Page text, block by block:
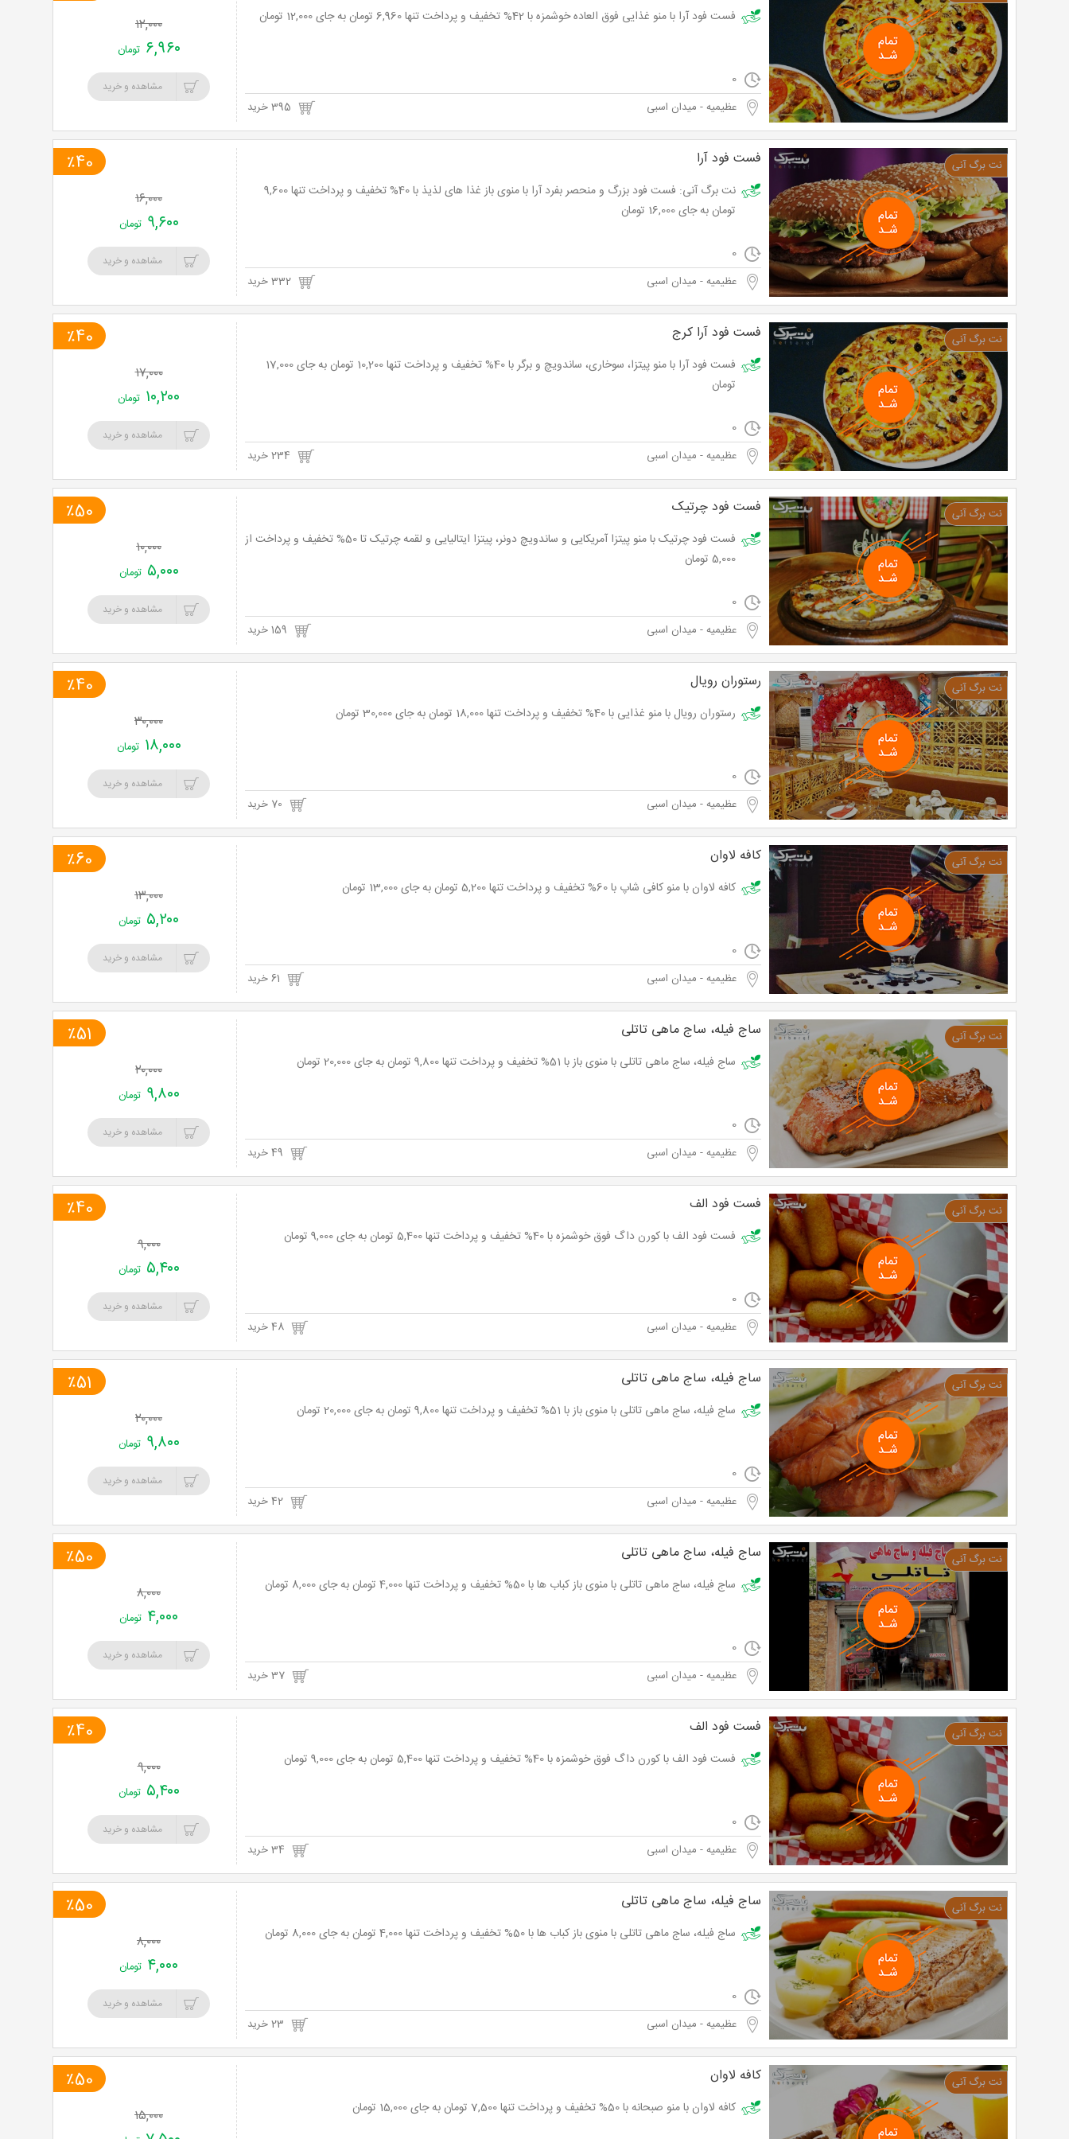
فست فود آرا با منو غذایی فوق العاده خوشمزه با 42% تخفیف و پرداخت تنها 6,960 تومان به جای 12,000 تومان
0
عظیمیه - میدان اسبی
۱۲,۰۰۰
۶,۹۶۰ تومان
مشاهده و خرید
فست فود آرا
نت برگ آنی: فست فود بزرگ و منحصر بفرد آرا با منوی باز غذا های لذیذ با 40% تخفیف و پرداخت تنها 9,600
تومان به جای 16,000 تومان
0
عظیمیه - میدان اسبی 332 خرید
٪40
۱۶,۰۰۰
۹,۶۰۰ تومان
مشاهده و خرید
فست فود آرا کرج
فست فود آرا با منو پیتزا، سوخاری، ساندویچ و برگر با 40% تخفیف و پرداخت تنها 10,200 تومان به جای 17,000
تومان
0
عظیمیه - میدان اسبی
٪40
۱۷,۰۰۰
۱۰,۲۰۰ تومان
مشاهده و خرید
فست فود چرتیک
فست فود چرتیک با منو پیتزا آمریکایی و ساندویچ دونر، پیتزا ایتالیایی و لقمه چرتیک تا 50% تخفیف و پرداخت از
5,000 تومان
0
عظیمیه - میدان اسبی
٪50
۱۰,۰۰۰
۵,۰۰۰ تومان
مشاهده و خرید
رستوران رویال
رستوران رویال با منو غذایی با 40% تخفیف و پرداخت تنها 18,000 تومان به جای 30,000 تومان
0
عظیمیه - میدان اسبی
٪40
۳۰,۰۰۰
۱۸,۰۰۰ تومان
مشاهده و خرید
کافه لاوان
کافه لاوان با منو کافی شاپ با 60% تخفیف و پرداخت تنها 5,200 تومان به جای 13,000 تومان
0
عظیمیه - میدان اسبی
٪60
۱۳,۰۰۰
۵,۲۰۰ تومان
مشاهده و خرید
ساج فیله، ساج ماهی تاتلی
ساج فیله، ساج ماهی تاتلی با منوی باز با 51% تخفیف و پرداخت تنها 9,800 تومان به جای 20,000 تومان
0
عظیمیه - میدان اسبی
٪51
۲۰,۰۰۰
۹,۸۰۰ تومان
مشاهده و خرید
فست فود الف
فست فود الف با کورن داگ فوق خوشمزه با 40% تخفیف و پرداخت تنها 5,400 تومان به جای 9,000 تومان
0
عظیمیه - میدان اسبی 48 خرید
٪40
۹,۰۰۰
۵,۴۰۰ تومان
مشاهده و خرید
ساج فیله، ساج ماهی تاتلی
ساج فیله، ساج ماهی تاتلی با منوی باز با 51% تخفیف و پرداخت تنها 9,800 تومان به جای 20,000 تومان
0
عظیمیه - میدان اسبی 42 خرید
٪51
۲۰,۰۰۰
۹,۸۰۰ تومان
مشاهده و خرید
ساج فیله، ساج ماهی تاتلی
ساج فیله، ساج ماهی تاتلی با منوی باز کباب ها با 50% تخفیف و پرداخت تنها 4,000 تومان به جای 8,000 تومان
0
عظیمیه - میدان اسبی 37 خرید
٪50
۸,۰۰۰
۴,۰۰۰ تومان
مشاهده و خرید
فست فود الف
فست فود الف با کورن داگ فوق خوشمزه با 40% تخفیف و پرداخت تنها 5,400 تومان به جای 9,000 تومان
0
عظیمیه - میدان اسبی
٪40
۹,۰۰۰
۵,۴۰۰ تومان
مشاهده و خرید
ساج فیله، ساج ماهی تاتلی
ساج فیله، ساج ماهی تاتلی با منوی باز کباب ها با 50% تخفیف و پرداخت تنها 4,000 تومان به جای 8,000 تومان
0
عظیمیه - میدان اسبی
٪50
۸,۰۰۰
۴,۰۰۰ تومان
مشاهده و خرید
کافه لاوان
کافه لاوان با منو صبحانه با 50% تخفیف و پرداخت تنها 7,500 تومان به جای 15,000 تومان
٪50
۱۵,۰۰۰